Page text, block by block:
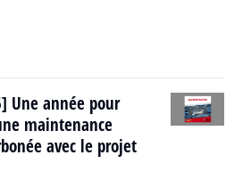
Une année pour
maintenance
avec le projet